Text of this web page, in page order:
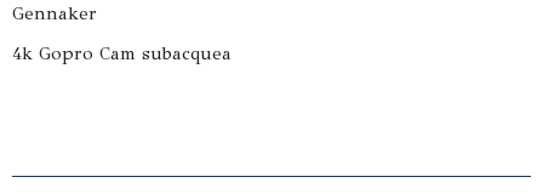
Gennaker
4k Gopro Cam subacquea